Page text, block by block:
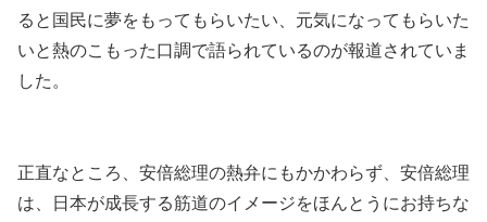
ると国民に夢をもってもらいたい、元気になってもらいた
いと熱のこもった口調で語られているのが報道されていま
した。
正直なところ、安倍総理の熱弁にもかかわらず、安倍総理
は、日本が成長する筋道のイメージをほんとうにお持ちな